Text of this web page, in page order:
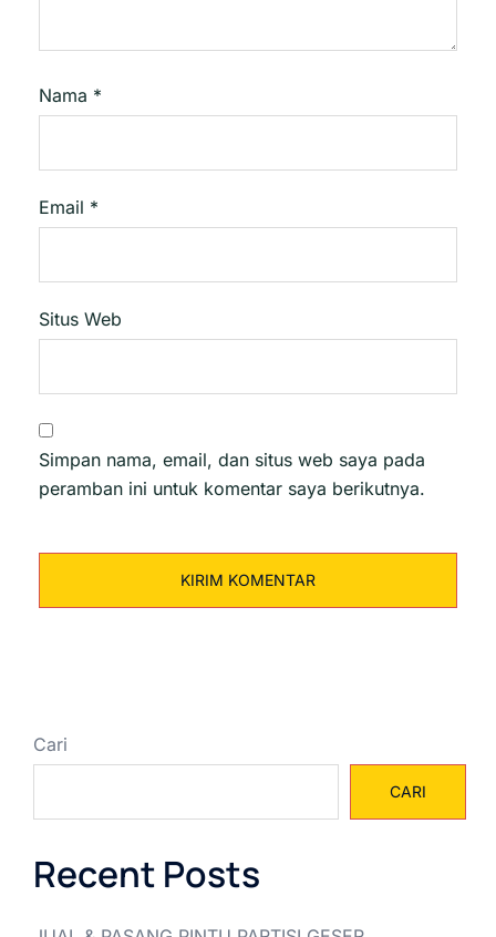
Nama *
Email *
Situs Web
Simpan nama, email, dan situs web saya pada
peramban ini untuk komentar saya berikutnya.
Cari
CARI
Recent Posts